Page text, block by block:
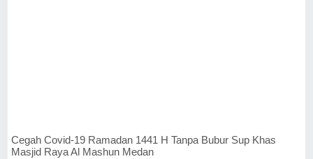
Cegah Covid-19 Ramadan 1441 H Tanpa Bubur Sup Khas
Masjid Raya Al Mashun Medan